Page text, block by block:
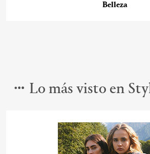
Belleza
Lo más visto en